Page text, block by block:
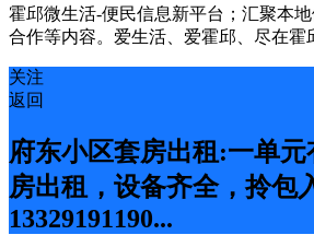
霍邱微生活-便民信息新平台；汇聚本
合作等内容。爱生活、爱霍邱、尽在霍
关注
返回
府东小区套房出租:一单
房出租，设备齐全，拎包
13329191190...